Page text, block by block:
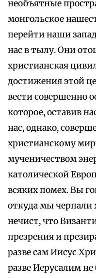
необъятные
монгольское
перейти наши
нас в тылу. Они
христианская
достижения этой
вести совершенно
которое, оставив
нас, однако,
христианскому
мученичеством
католической
всяких помех. Вы
откуда мы черпали
нечист, что
презрения и
разве сам Иисус
разве Иерусалим